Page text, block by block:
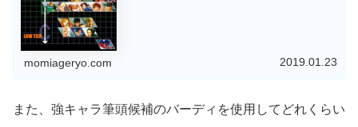
momiageryo.com 2019.01.23
また、強キャラ筆頭候補のバーディを使用してどれくらい